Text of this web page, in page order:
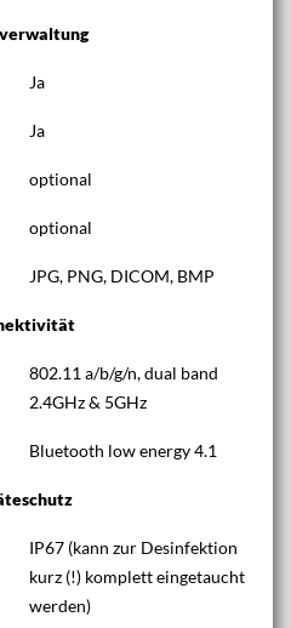
Ja
Ja
optional
optional
JPG, PNG, DICOM, BMP
802.11 a/b/g/n, dual band
2.4GHz & 5GHz
Bluetooth low energy 4.1
IP67 (kann zur Desinfektion
kurz (!) komplett eingetaucht
werden)